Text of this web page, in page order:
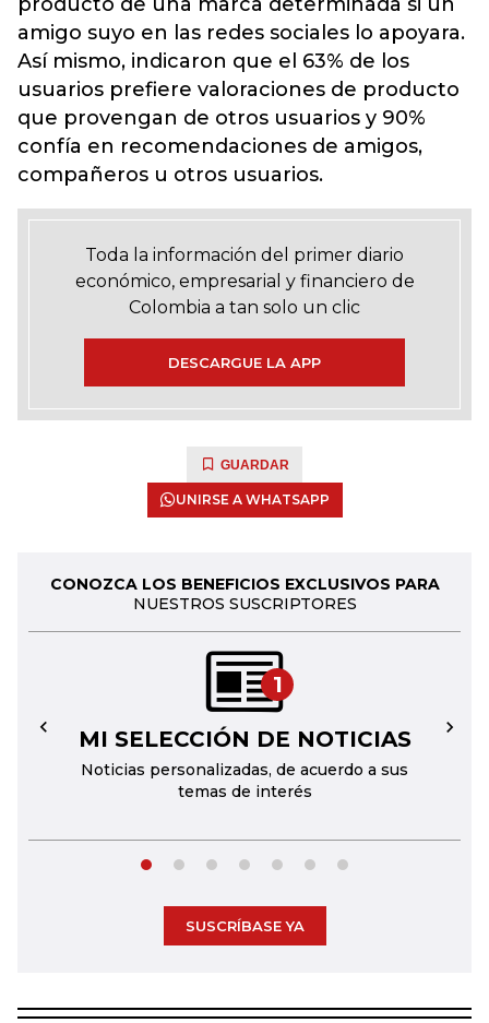
amigo suyo en las redes sociales lo apoyara.
Así mismo, indicaron que el 63% de los
usuarios prefiere valoraciones de producto
que provengan de otros usuarios y 90%
confía en recomendaciones de amigos,
compañeros u otros usuarios.
Toda la información del primer diario
económico, empresarial y financiero de
Colombia a tan solo un clic
DESCARGUE LA APP
GUARDAR
UNIRSE A WHATSAPP
CONOZCA LOS BENEFICIOS EXCLUSIVOS PARA
NUESTROS SUSCRIPTORES
1
MI SELECCIÓN DE NOTICIAS
Noticias personalizadas, de acuerdo a sus
temas de interés
← →
SUSCRÍBASE YA